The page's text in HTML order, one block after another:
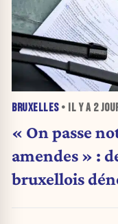
BRUXELLES• IL Y A 2
« On passe
amendes » :
bruxellois